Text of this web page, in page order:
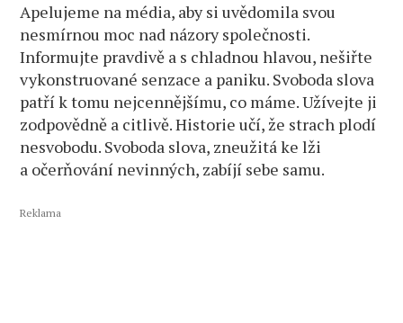
Apelujeme na média, aby si uvědomila svou
nesmírnou moc nad názory společnosti.
Informujte pravdivě a s chladnou hlavou, nešiřte
vykonstruované senzace a paniku. Svoboda slova
patří k tomu nejcennějšímu, co máme. Užívejte ji
zodpovědně a citlivě. Historie učí, že strach plodí
nesvobodu. Svoboda slova, zneužitá ke lži
a očerňování nevinných, zabíjí sebe samu.
Reklama